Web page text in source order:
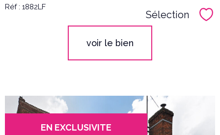
Réf : 1882LF
Sélection
voir le bien
EN EXCLUSIVITE